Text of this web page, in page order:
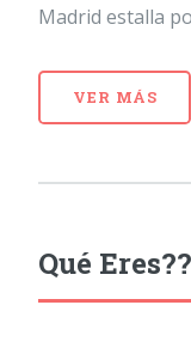
Madrid estalla
VER MÁS
Qué